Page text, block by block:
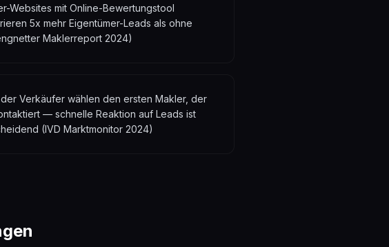
Websites mit Online-Bewertungstool
5x mehr Eigentümer-Leads als ohne
Maklerreport 2024)
Verkäufer wählen den ersten Makler, der
— schnelle Reaktion auf Leads ist
(IVD Marktmonitor 2024)